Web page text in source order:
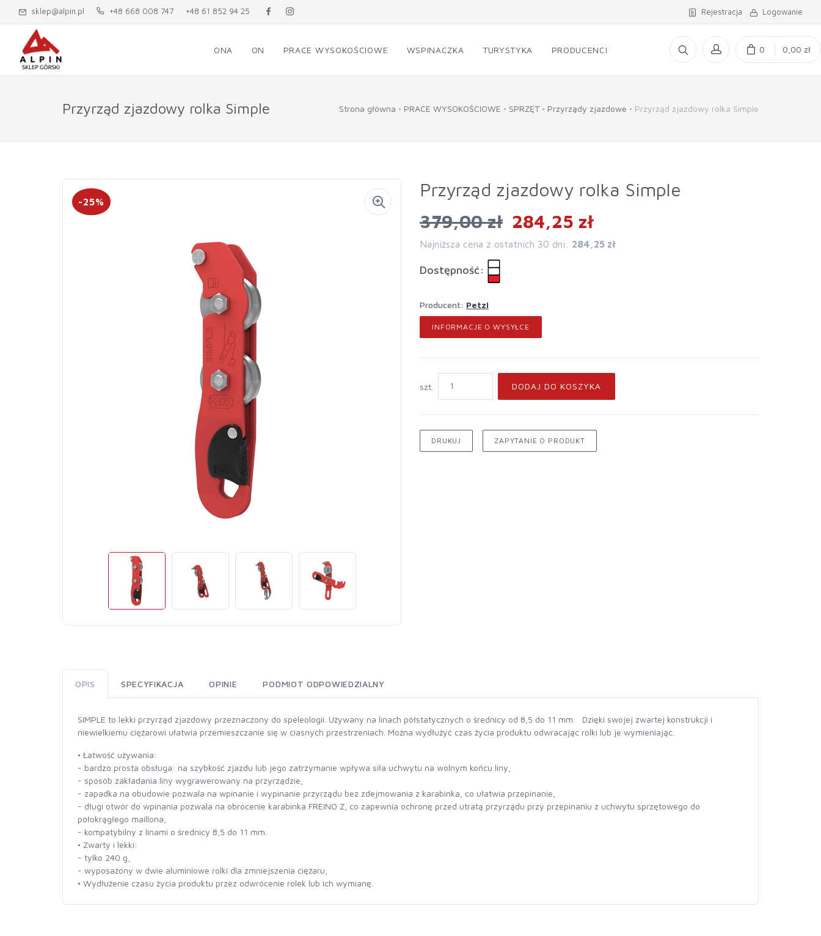
sklep@alpin.pl +48 668 008 747 +48 61 852 94 25 Rejestracja Logowanie
ONA ON PRACE WYSOKOŚCIOWE WSPINACZKA TURYSTYKA PRODUCENCI 0 0,00 zł
Przyrząd zjazdowy rolka Simple Strona główna PRACE WYSOKOŚCIOWE SPRZĘT Przyrządy zjazdowe Przyrząd zjazdowy rolka Simple
-25%
Przyrząd zjazdowy rolka Simple
379,00 zł 284,25 zł
Najniższa cena z ostatnich 30 dni: 284,25 zł
Dostępność:
Producent: Petzl
INFORMACJE O WYSYŁCE
szt. DODAJ DO KOSZYKA
DRUKUJ ZAPYTANIE O PRODUKT
OPIS SPECYFIKACJA OPINIE PODMIOT ODPOWIEDZIALNY
SIMPLE to lekki przyrząd zjazdowy przeznaczony do speleologii. Używany na linach półstatycznych o średnicy od 8,5 do 11 mm. Dzięki swojej zwartej konstrukcji i
niewielkiemu ciężarowi ułatwia przemieszczanie się w ciasnych przestrzeniach. Można wydłużyć czas życia produktu odwracając rolki lub je wymieniając.
• Łatwość używania:
- bardzo prosta obsługa: na szybkość zjazdu lub jego zatrzymanie wpływa siła uchwytu na wolnym końcu liny,
- sposób zakładania liny wygrawerowany na przyrządzie,
- zapadka na obudowie pozwala na wpinanie i wypinanie przyrządu bez zdejmowania z karabinka, co ułatwia przepinanie,
- długi otwór do wpinania pozwala na obrócenie karabinka FREINO Z, co zapewnia ochronę przed utratą przyrządu przy przepinaniu z uchwytu sprzętowego do
półokrągłego maillona,
- kompatybilny z linami o średnicy 8,5 do 11 mm.
• Zwarty i lekki:
- tylko 240 g,
- wyposażony w dwie aluminiowe rolki dla zmniejszenia ciężaru,
• Wydłużenie czasu życia produktu przez odwrócenie rolek lub ich wymianę.